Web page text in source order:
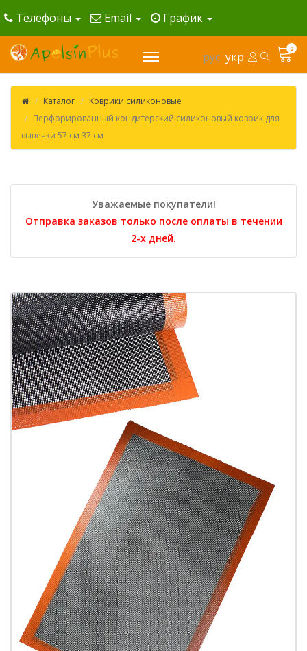
Телефоны Email График
рус укр
0
Каталог
Коврики силиконовые
Перфорированный кондитерский силиконовый коврик для
выпечки 57 см 37 см
Уважаемые покупатели!
Отправка заказов только после оплаты в течении
2-х дней.